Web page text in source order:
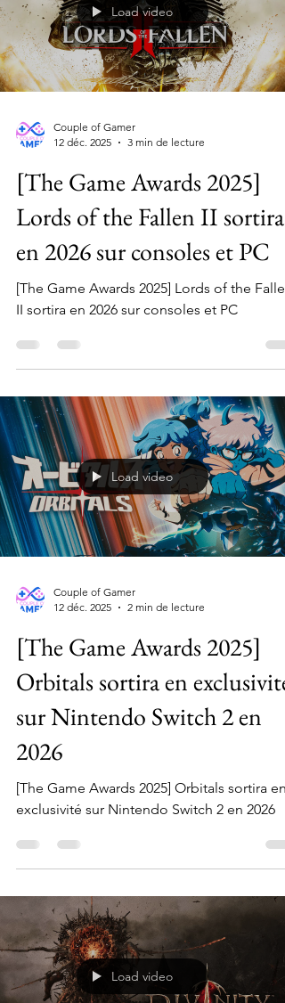
Load video
12 déc. 2025
3 min de lecture
[The Game Awards 2025]
Lords of the Fallen II sortira
en 2026 sur consoles et PC
II sortira en 2026 sur consoles et PC
Load video
12 déc. 2025
2 min de lecture
[The Game Awards 2025]
Orbitals sortira en exclusivité
sur Nintendo Switch 2 en
2026
exclusivité sur Nintendo Switch 2 en 2026